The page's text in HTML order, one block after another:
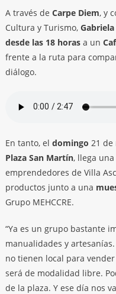
A través de Carpe Diem, y
Cultura y Turismo,
desde las 18 horas a un
frente a la ruta para
diálogo.
En tanto, el domingo 21 de
Plaza San Martín, llega
emprendedores de Villa
productos junto a una
Grupo MEHCCRE.
“Ya es un grupo bastante
manualidades y
no tienen local para
será de modalidad libre.
de la plaza. Y ese día nos